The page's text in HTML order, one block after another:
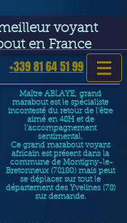
voyant
en France
+339 81 64 51 99
Maître ABLAYE, grand
marabout est le spécialiste
incontesté du retour de l’être
aimé en 48H et de
l’accompagnement
sentimental.
Ce grand marabout voyant
africain est présent dans la
commune de Montigny-le-
Bretonneux (78180) mais peut
se déplacer sur tout le
département des Yvelines (78)
sur demande.